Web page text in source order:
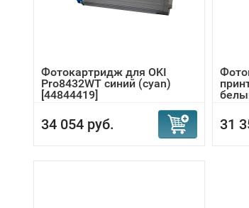
Фотокартридж для OKI
Pro8432WT синий (cyan)
[44844419]
34 054 руб. 31